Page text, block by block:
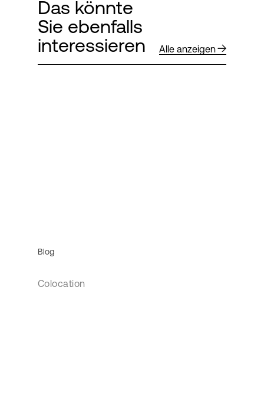
Das könnte
Sie ebenfalls
interessieren
Alle anzeigen
Blog
Colocation